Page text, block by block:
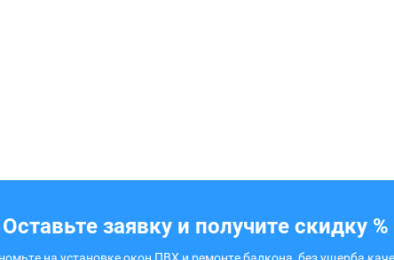
Оставьте заявку и получите скидку %
на установке окон ПВХ и ремонте балкона, без ущерба